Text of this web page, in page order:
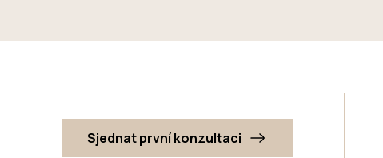
Sjednat první konzultaci